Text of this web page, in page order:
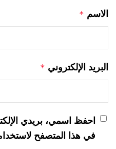
الاسم *
البريد الإلكتروني *
احفظ اسمي، بريدي
في هذا المتصفح